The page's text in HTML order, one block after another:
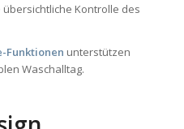
Kontrolle des
Funktionen unterstützen
Waschalltag.